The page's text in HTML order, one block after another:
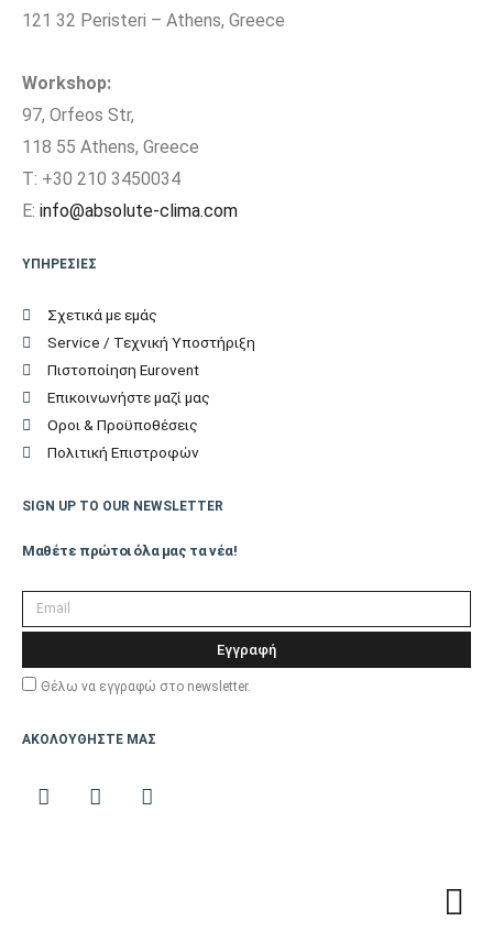
121 32 Peristeri – Athens, Greece
Workshop:
97, Orfeos Str,
118 55 Athens, Greece
T: +30 210 3450034
E: info@absolute-clima.com
ΥΠΗΡΕΣΙΕΣ
Σχετικά με εμάς
Service / Τεχνική Υποστήριξη
Πιστοποίηση Eurovent
Επικοινωνήστε μαζί μας
Οροι & Προϋποθέσεις
Πολιτική Επιστροφών
SIGN UP TO OUR NEWSLETTER
Μαθέτε πρώτοι όλα μας τα νέα!
Θέλω να εγγραφώ στο newsletter.
Εγγραφή
ΑΚΟΛΟΥΘΗΣΤΕ ΜΑΣ